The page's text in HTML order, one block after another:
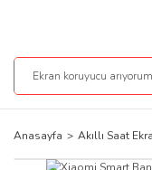
Anasayfa Akıllı Saat